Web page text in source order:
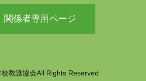
関係者専用ページ
教護協会All Rights Reserved